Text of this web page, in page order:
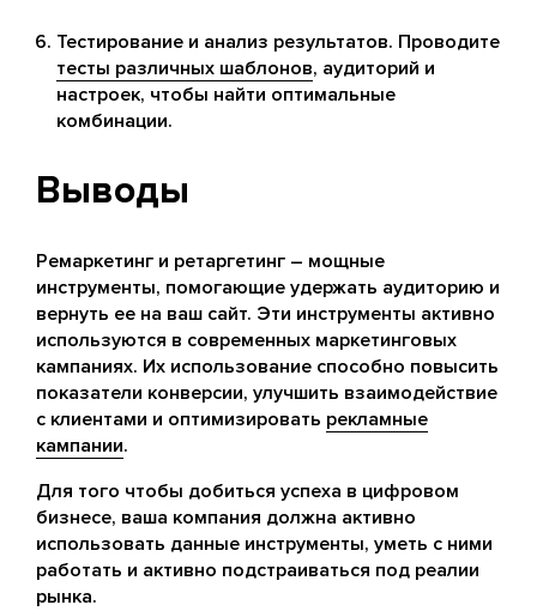
Тестирование и анализ результатов. Проводите
тесты различных шаблонов, аудиторий и
настроек, чтобы найти оптимальные
комбинации.
Выводы
Ремаркетинг и ретаргетинг – мощные
инструменты, помогающие удержать аудиторию и
вернуть ее на ваш сайт. Эти инструменты активно
используются в современных маркетинговых
кампаниях. Их использование способно повысить
показатели конверсии, улучшить взаимодействие
с клиентами и оптимизировать рекламные
кампании.
Для того чтобы добиться успеха в цифровом
бизнесе, ваша компания должна активно
использовать данные инструменты, уметь с ними
работать и активно подстраиваться под реалии
рынка.